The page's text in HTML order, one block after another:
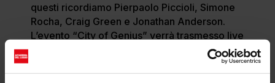
questi ricordiamo Pierpaolo Piccioli, Simone
Rocha, Craig Green e Jonathan Anderson.
L’evento “City of Genius” verrà trasmesso live
sulle principali piattaforme streaming come